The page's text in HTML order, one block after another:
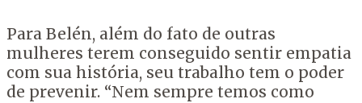
Para Belén, além do fato de outras
mulheres terem conseguido sentir empatia
com sua história, seu trabalho tem o poder
de prevenir. “Nem sempre temos como